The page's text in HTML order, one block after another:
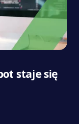
staje się